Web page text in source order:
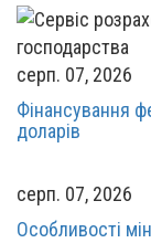
серп. 07, 2026
Фінансування
доларів
серп. 07, 2026
Особливості